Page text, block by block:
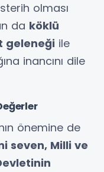
olması
da köklü
geleneği ile
inancını dile
önemine de
seven, Milli ve